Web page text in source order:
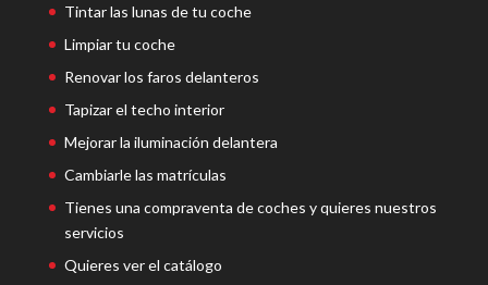
Tintar las lunas de tu coche
Limpiar tu coche
Renovar los faros delanteros
Tapizar el techo interior
Mejorar la iluminación delantera
Cambiarle las matrículas
Tienes una compraventa de coches y quieres nuestros
servicios
Quieres ver el catálogo